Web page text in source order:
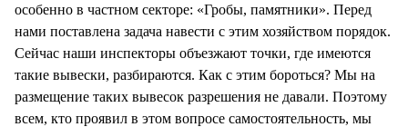
особенно в частном секторе: «Гробы, памятники». Перед
нами поставлена задача навести с этим хозяйством порядок.
Сейчас наши инспекторы объезжают точки, где имеются
такие вывески, разбираются. Как с этим бороться? Мы на
размещение таких вывесок разрешения не давали. Поэтому
всем, кто проявил в этом вопросе самостоятельность, мы